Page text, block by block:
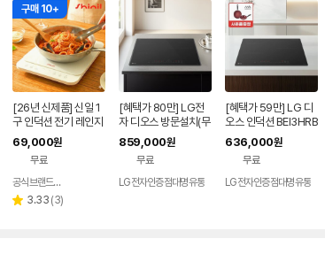
구매 10+
[26년 신제품] 신일 1
구 인덕션 전기 레인지
휴대용 미니 슬림 소형
캠핑 1인용 가정용
69,000원
무료
공식브랜드스토어
별 3.33 리
(3)
[혜택가 80만] LG전
자 디오스 방문설치(무
료) 빌트인, 블랙 BEI3
ASB2OE
859,000원
무료
LG전자인증점대명유통
[혜택가 59만] LG 디
오스 인덕션 BEI3HRB
LE
636,000원
무료
LG전자인증점대명유통